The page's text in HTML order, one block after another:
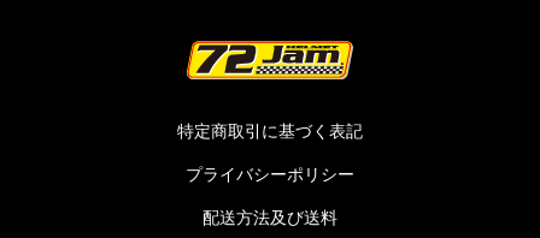
特定商取引に基づく表記
プライバシーポリシー
配送方法及び送料